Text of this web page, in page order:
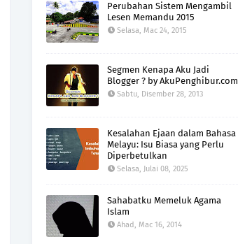
Perubahan Sistem Mengambil
Lesen Memandu 2015
Selasa, Mac 24, 2015
Segmen Kenapa Aku Jadi
Blogger ? by AkuPenghibur.com
Sabtu, Disember 28, 2013
Kesalahan Ejaan dalam Bahasa
Melayu: Isu Biasa yang Perlu
Diperbetulkan
Selasa, Julai 08, 2025
Sahabatku Memeluk Agama
Islam
Ahad, Mac 16, 2014